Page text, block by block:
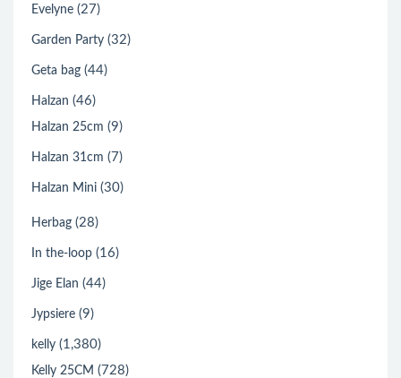
Evelyne (27)
Garden Party (32)
Geta bag (44)
Halzan (46)
Halzan 25cm (9)
Halzan 31cm (7)
Halzan Mini (30)
Herbag (28)
In the-loop (16)
Jige Elan (44)
Jypsiere (9)
kelly (1,380)
Kelly 25CM (728)